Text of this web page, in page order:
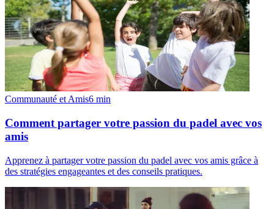
Communauté et Amis6 min
Comment partager votre passion du padel avec vos
amis
Apprenez à partager votre passion du padel avec vos amis grâce à
des stratégies engageantes et des conseils pratiques.